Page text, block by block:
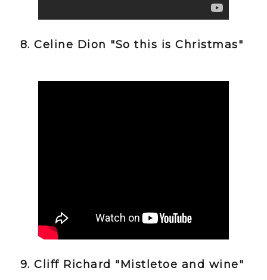
8. Celine Dion "So this is Christmas"
9. Cliff Richard "Mistletoe and wine"